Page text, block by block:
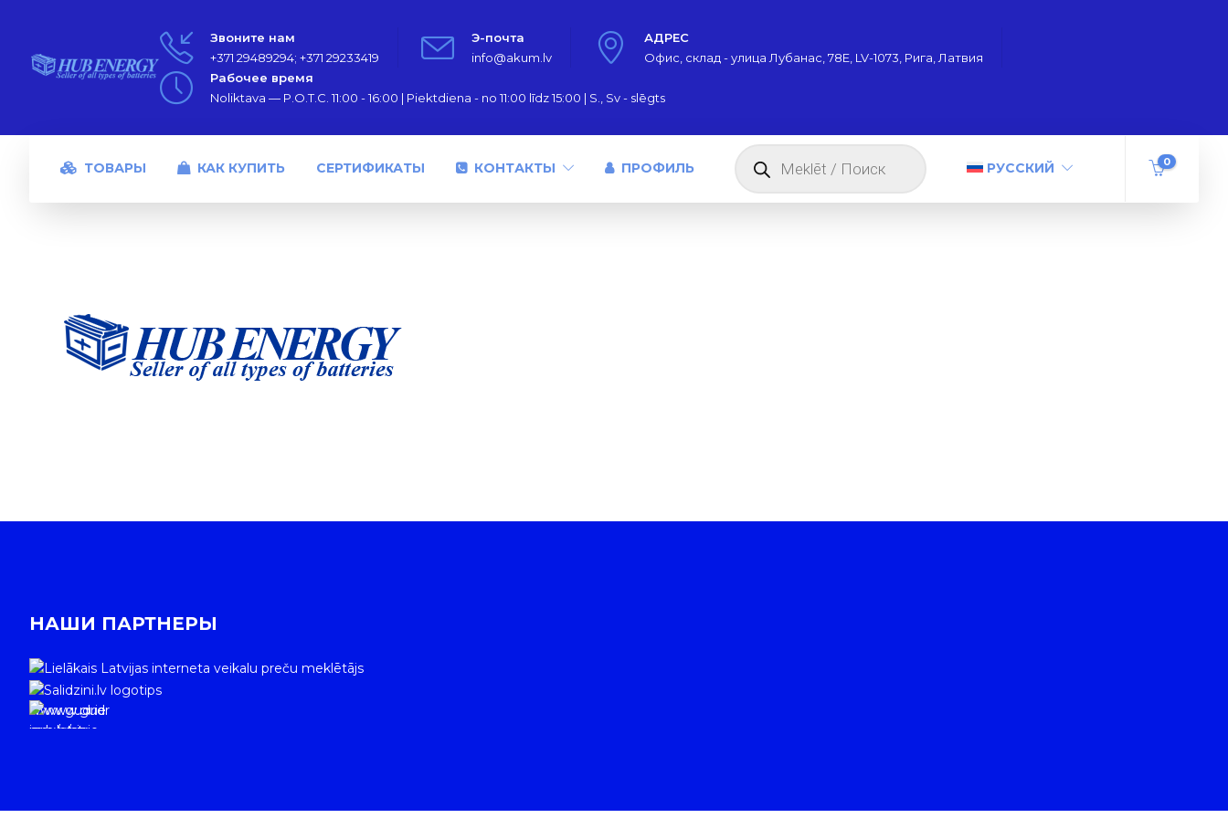
Звоните нам
+371 29489294; +371 29233419
Э-почта
info@akum.lv
АДРЕС
Офис, склад - улица Лубанас, 78Е, LV-1073, Рига, Латвия
Рабочее время
Noliktava — P.O.T.C. 11:00 - 16:00 | Piektdiena - no 11:00 līdz 15:00 | S., Sv - slēgts
ТОВАРЫ КАК КУПИТЬ СЕРТИФИКАТЫ КОНТАКТЫ ПРОФИЛЬ
Поиск
товаров РУССКИЙ 0
НАШИ ПАРТНЕРЫ
www.gudrie
m.lv/atrie-